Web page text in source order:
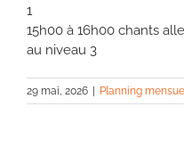
1
15h00 à 16h00 chants
au niveau 3
29 mai, 2026 | Planning mensuel